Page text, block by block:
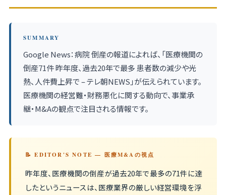
SUMMARY
Google News：病院 倒産の報道によれば、「医療機関の
倒産71件 昨年度、過去20年で最多 患者数の減少や光
熱、人件費上昇で – テレ朝NEWS」が伝えられています。
医療機関の経営難・財務悪化に関する動向で、事業承
継・M&Aの観点で注目される情報です。
📝 EDITOR'S NOTE — 医療M&Aの視点
昨年度、医療機関の倒産が過去20年で最多の71件に達
したというニュースは、医療業界の厳しい経営環境を浮